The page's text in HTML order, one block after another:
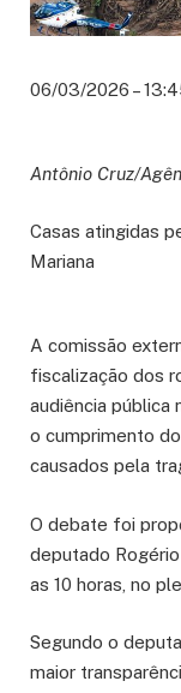
06/03/2026 –
Antônio Cruz/
Casas atingidas
Mariana
A comissão
fiscalização dos
audiência pública
o cumprimento
causados pela
O debate foi
deputado
as 10 horas, no
Segundo o
maior